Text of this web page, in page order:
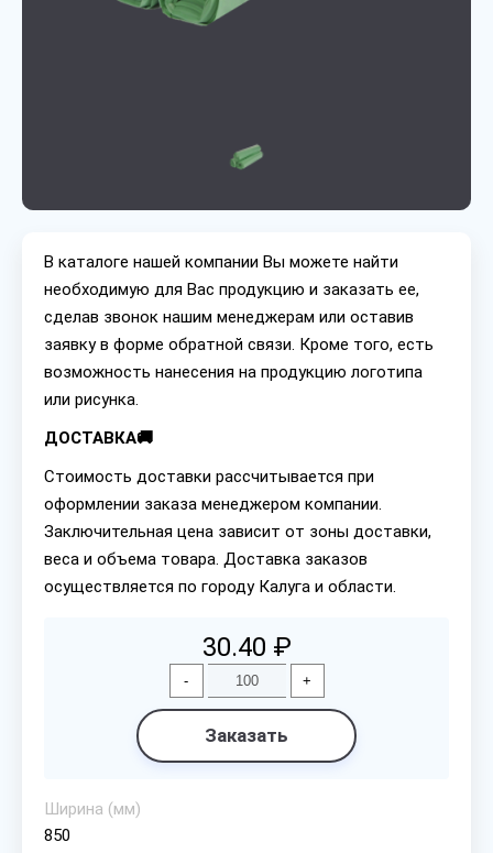
В каталоге нашей компании Вы можете найти
необходимую для Вас продукцию и заказать ее,
сделав звонок нашим менеджерам или оставив
заявку в форме обратной связи. Кроме того, есть
возможность нанесения на продукцию логотипа
или рисунка.
ДОСТАВКА🚚
Стоимость доставки рассчитывается при
оформлении заказа менеджером компании.
Заключительная цена зависит от зоны доставки,
веса и объема товара. Доставка заказов
осуществляется по городу Калуга и области.
30.40 ₽
- +
Заказать
Ширина (мм)
850